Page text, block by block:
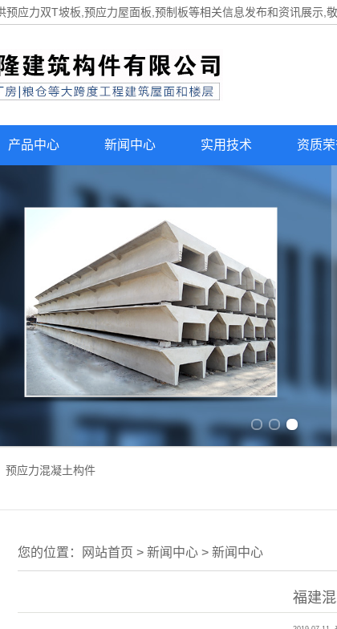
预应力双T坡板 ,预应力屋面板,预制板等相关信息发布和资讯展示,敬
产品中心 新闻中心 实用技术 资质
预应力混凝土构件
您的位置： 网站首页 > 新闻中心 > 新闻中心
福建